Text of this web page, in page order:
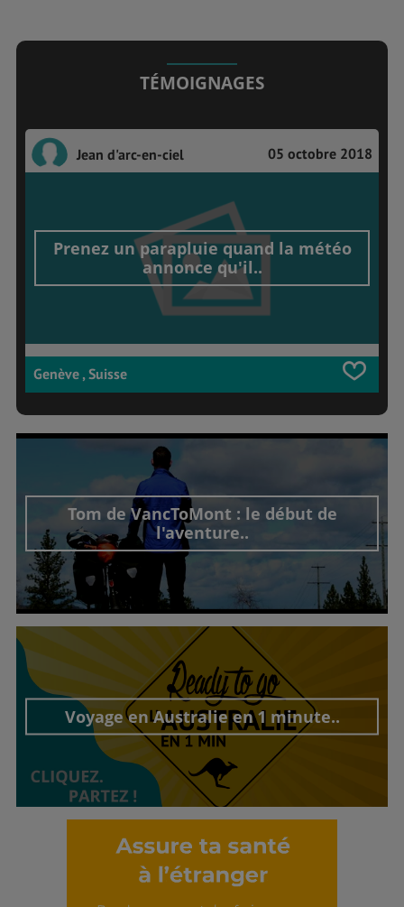
TÉMOIGNAGES
Jean d'arc-en-ciel 05 octobre 2018
Prenez un parapluie quand la météo
annonce qu'il..
Genève , Suisse
Tom de VancToMont : le début de
l'aventure..
Découvrir cet interview
Voyage en Australie en 1 minute..
Découvrir cet interview